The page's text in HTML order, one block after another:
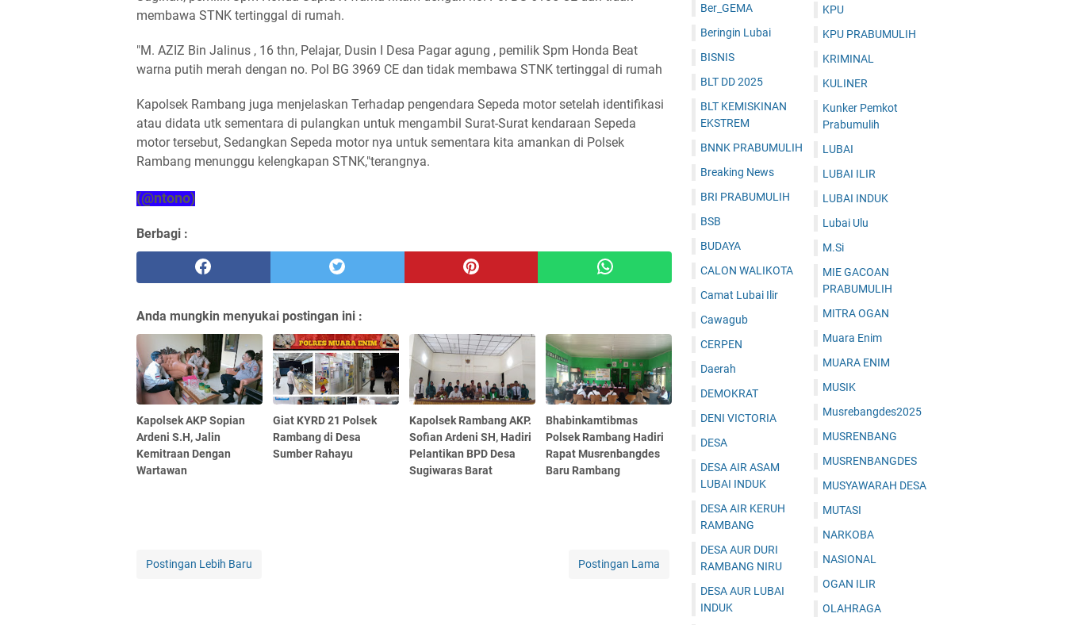
membawa STNK tertinggal di rumah.
"M. AZIZ Bin Jalinus , 16 thn, Pelajar, Dusin I Desa Pagar agung , pemilik Spm Honda Beat
warna putih merah dengan no. Pol BG 3969 CE dan tidak membawa STNK tertinggal di rumah
Kapolsek Rambang juga menjelaskan Terhadap pengendara Sepeda motor setelah identifikasi
atau didata utk sementara di pulangkan untuk mengambil Surat-Surat kendaraan Sepeda
motor tersebut, Sedangkan Sepeda motor nya untuk sementara kita amankan di Polsek
Rambang menunggu kelengkapan STNK,"terangnya.
(@ntono)
Berbagi :
Anda mungkin menyukai postingan ini :
Kapolsek AKP Sopian
Ardeni S.H, Jalin
Kemitraan Dengan
Wartawan
Giat KYRD 21 Polsek
Rambang di Desa
Sumber Rahayu
Kapolsek Rambang AKP.
Sofian Ardeni SH, Hadiri
Pelantikan BPD Desa
Sugiwaras Barat
Bhabinkamtibmas
Polsek Rambang Hadiri
Rapat Musrenbangdes
Baru Rambang
Postingan Lebih Baru Postingan Lama
Ber_GEMA
Beringin Lubai
BISNIS
BLT DD 2025
BLT KEMISKINAN
EKSTREM
BNNK PRABUMULIH
Breaking News
BRI PRABUMULIH
BSB
BUDAYA
CALON WALIKOTA
Camat Lubai Ilir
Cawagub
CERPEN
Daerah
DEMOKRAT
DENI VICTORIA
DESA
DESA AIR ASAM
LUBAI INDUK
DESA AIR KERUH
RAMBANG
DESA AUR DURI
RAMBANG NIRU
DESA AUR LUBAI
INDUK
KPU
KPU PRABUMULIH
KRIMINAL
KULINER
Kunker Pemkot
Prabumulih
LUBAI
LUBAI ILIR
LUBAI INDUK
Lubai Ulu
M.Si
MIE GACOAN
PRABUMULIH
MITRA OGAN
Muara Enim
MUARA ENIM
MUSIK
Musrebangdes2025
MUSRENBANG
MUSRENBANGDES
MUSYAWARAH DESA
MUTASI
NARKOBA
NASIONAL
OGAN ILIR
OLAHRAGA